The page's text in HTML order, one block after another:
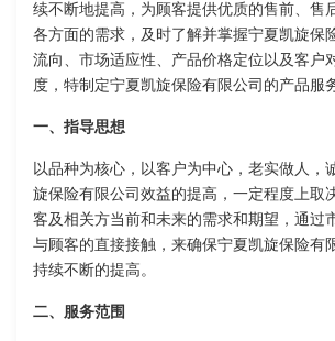
续不断地提高，为顾客提供优质的售前、售
各方面的需求，及时了解并掌握宁夏凯旋保
流向、市场适应性、产品价格定位以及客户
度，特制定宁夏凯旋保险有限公司的产品服
一、指导思想
以品种为核心，以客户为中心，老实做人，
旋保险有限公司效益的提高，一定程度上取
客及相关方当前和未来的需求和期望，通过
与顾客的直接接触，来确保宁夏凯旋保险有
持续不断的提高。
二、服务范围